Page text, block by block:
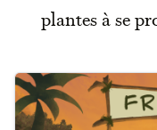
plantes à se